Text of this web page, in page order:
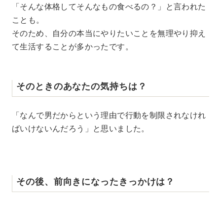
「そんな体格してそんなもの食べるの？」と言われた
ことも。
そのため、自分の本当にやりたいことを無理やり抑え
て生活することが多かったです。
そのときのあなたの気持ちは？
「なんで男だからという理由で行動を制限されなけれ
ばいけないんだろう」と思いました。
その後、前向きになったきっかけは？